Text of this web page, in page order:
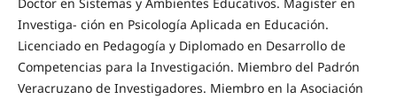
Investiga- ción en Psicología Aplicada en Educación.
Licenciado en Pedagogía y Diplomado en Desarrollo de
Competencias para la Investigación. Miembro del Padrón
Veracruzano de Investigadores. Miembro en la Asociación